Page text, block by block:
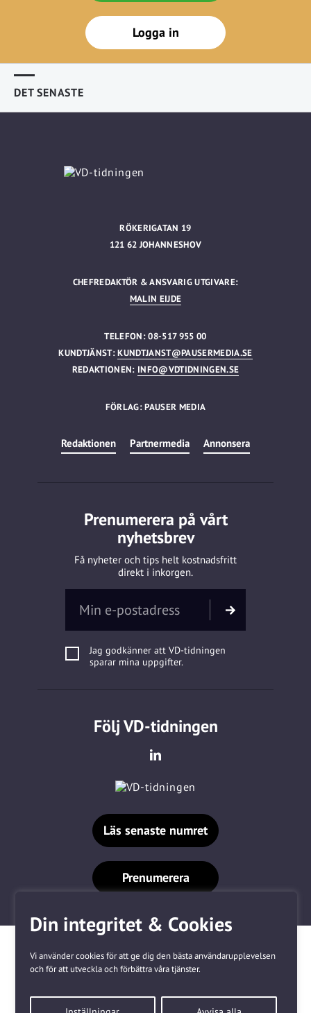
Din integritet & Cookies
Vi använder cookies för att ge dig den bästa användarupplevelsen
och för att utveckla och förbättra våra tjänster.
Logga in
DET SENASTE
RÖKERIGATAN 19
121 62 JOHANNESHOV
CHEFREDAKTÖR & ANSVARIG UTGIVARE:
MALIN EIJDE
TELEFON: 08-517 955 00
KUNDTJÄNST:KUNDTJANST@PAUSERMEDIA.SE
REDAKTIONEN: INFO@VDTIDNINGEN.SE
FÖRLAG: PAUSER MEDIA
Redaktionen Partnermedia Annonsera
Prenumerera på vårt
nyhetsbrev
Få nyheter och tips helt kostnadsfritt
direkt i inkorgen.
Jag godkänner att VD-tidningen
sparar mina uppgifter.
Följ VD-tidningen
Läs senaste numret
Prenumerera